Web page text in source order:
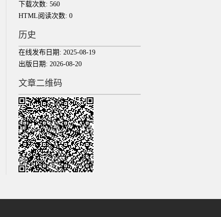
下载次数: 560
HTML阅读次数: 0
历史
在线发布日期: 2025-08-19
出版日期: 2026-08-20
文章二维码